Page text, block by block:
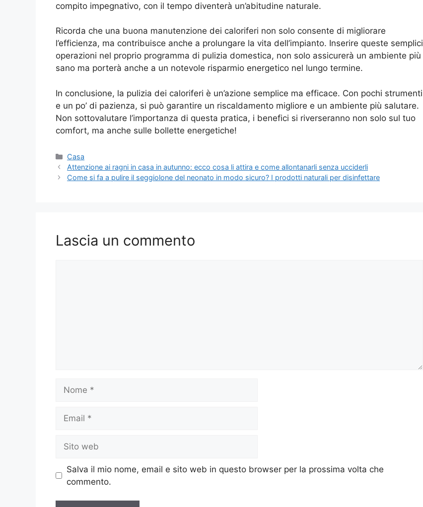
compito impegnativo, con il tempo diventerà un’abitudine naturale.
Ricorda che una buona manutenzione dei caloriferi non solo consente di migliorare
l’efficienza, ma contribuisce anche a prolungare la vita dell’impianto. Inserire queste semplici
operazioni nel proprio programma di pulizia domestica, non solo assicurerà un ambiente più
sano ma porterà anche a un notevole risparmio energetico nel lungo termine.
In conclusione, la pulizia dei caloriferi è un’azione semplice ma efficace. Con pochi strumenti
e un po’ di pazienza, si può garantire un riscaldamento migliore e un ambiente più salutare.
Non sottovalutare l’importanza di questa pratica, i benefici si riverseranno non solo sul tuo
comfort, ma anche sulle bollette energetiche!
Categorie
Casa
Attenzione ai ragni in casa in autunno: ecco cosa li attira e come allontanarli senza ucciderli
Come si fa a pulire il seggiolone del neonato in modo sicuro? I prodotti naturali per disinfettare
Lascia un commento
web
Salva il mio nome, email e sito web in questo browser per la prossima volta che
commento.